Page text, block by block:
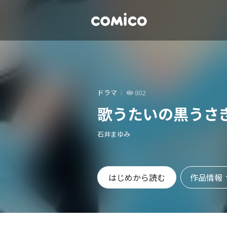
ドラマ 802
歌うたいの黒うさ
石井まゆみ
はじめから読む 作品情報